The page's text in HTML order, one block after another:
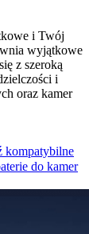
i Twój
wyjątkowe
z szeroką
i
oraz kamer
kompatybilne
do kamer